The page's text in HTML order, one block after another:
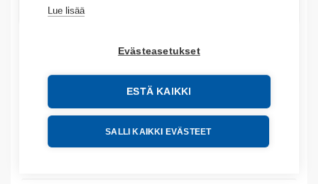
Lue lisää
Evästeasetukset
ESTÄ KAIKKI
SALLI KAIKKI EVÄSTEET
Tuotekoodit
Tilauskoodi: 037000020043
Product order number: 037000020043
Valmistajan tuotenumero: 037000020043